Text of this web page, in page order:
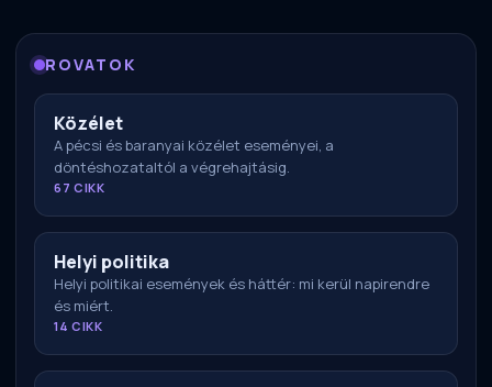
ROVATOK
Közélet
A pécsi és baranyai közélet eseményei, a
döntéshozataltól a végrehajtásig.
67 CIKK
Helyi politika
Helyi politikai események és háttér: mi kerül napirendre
és miért.
14 CIKK